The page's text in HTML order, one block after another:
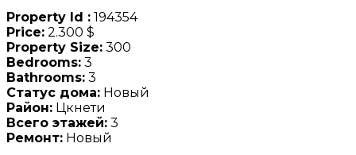
Property Id : 194354
Price: 2.300 $
Property Size: 300
Bedrooms: 3
Bathrooms: 3
Статус дома: Новый
Район: Цкнети
Всего этажей: 3
Ремонт: Новый